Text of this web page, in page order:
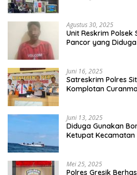
Agustus 30, 2025
Unit Reskrim
Pancor yang
Juni 16, 2025
Satreskrim Polres
Komplotan
Juni 13, 2025
Diduga Gunakan
Ketupat Kecamatan
Mei 25, 2025
Polres Gresik